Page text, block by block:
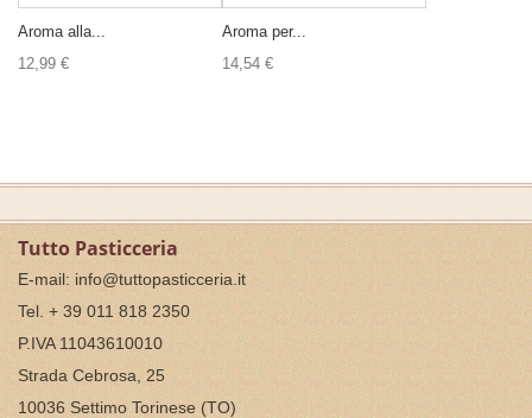
Aroma alla...
12,99 €
Aroma per...
14,54 €
Tutto Pasticceria
E-mail: info@tuttopasticceria.it
Tel. + 39 011 818 2350
P.IVA 11043610010
Strada Cebrosa, 25
10036 Settimo Torinese (TO)